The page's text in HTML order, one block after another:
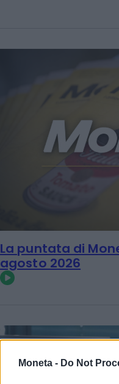
Moneta - Do Not
La puntata di
agosto 2026